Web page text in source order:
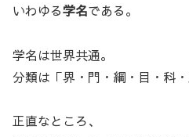
いわゆる学名である。
学名は世界共通。
分類は「界・門・綱・目・科・
正直なところ、